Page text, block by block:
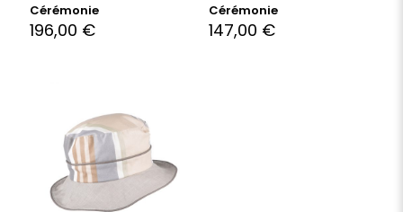
Cérémonie
196,00 €
Cérémonie
147,00 €